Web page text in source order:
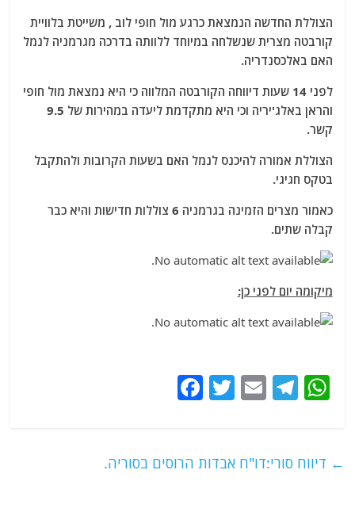
הצוללת החדשה הנמצאת כרגע מול חופי לוב , משייטת בלוויית
קורבטה מצרית שנשלחה במיוחד ללוותה בדרכה מגרמניה לנמל
האם באלכסנדריה.
לפני 14 שעות דיווחה הקורבטה המלווה כי היא נמצאת מול חופי
והראן באלג'יריה וכי היא מתקדמת ליעדה במהירות של 9.5
קשר.
הצוללת אמורה להיכנס לנמל האם בשעות הקרובות ולהתקבל
בטקס חגיגי.
כאמור מצרים הזמינה בגרמניה 6 צוללות חדישות והיא כבר
קבלה שתים.
מיקומה יום לפני כן:
W
s
T
g
E
l
T
er
e ← דיווח סורי:דו"ח אבדות הרוסים בסוריה.